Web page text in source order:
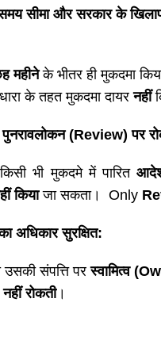
सीमा और सरकार के
महीनेके भीतर ही मुकदमा
के तहत मुकदमा दायरनहीं
(Review) पर
भी मुकदमे में पारित
कियाजा सकता। Only
अधिकार सुरक्षित:
उसकी संपत्ति परस्वामित्व (
नहीं रोकती।